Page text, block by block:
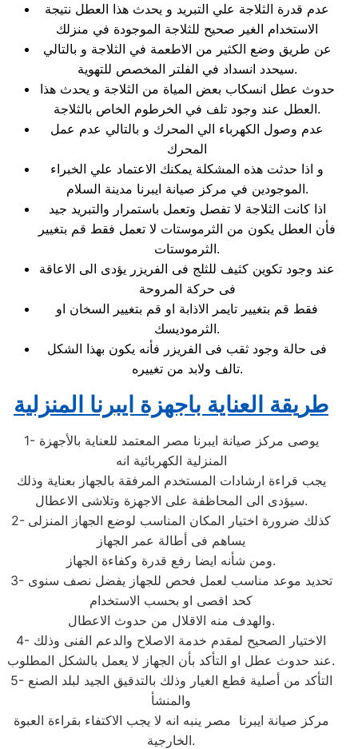
عدم قدرة الثلاجة علي التبريد و يحدث هذا العطل نتيجة
الاستخدام الغير صحيح للثلاجة الموجودة في منزلك
عن طريق وضع الكثير من الاطعمة في الثلاجة و بالتالي
سيحدد انسداد في الفلتر المخصص للتهوية.
حدوث عطل انسكاب بعض المياة من الثلاجة و يحدث هذا
العطل عند وجود تلف في الخرطوم الخاص بالثلاجة.
عدم وصول الكهرباء الي المحرك و بالتالي عدم عمل
المحرك
و اذا حدثت هذه المشكلة يمكنك الاعتماد علي الخبراء
الموجودين في مركز صيانة ايبرنا مدينة السلام.
اذا كانت الثلاجة لا تفصل وتعمل باستمرار والتبريد جيد
فأن العطل يكون من الثرموستات لا تعمل فقط قم بتغيير
الثرموستات.
عند وجود تكوين كثيف للثلج فى الفريزر يؤدى الى الاعاقة
فى حركة المروحة
فقط قم بتغيير تايمر الاذابة او قم بتغيير السخان او
الثرموديسك.
فى حالة وجود ثقب فى الفريزر فأنه يكون بهذا الشكل
تالف ولابد من تغييره.
طريقة العناية باجهزة ايبرنا المنزلية
1- يوصى مركز صيانة ايبرنا مصر المعتمد للعناية بالأجهزة
المنزلية الكهربائية انه
يجب قراءة ارشادات المستخدم المرفقة بالجهاز بعناية وذلك
سيؤدى الى المحاظفة على الاجهزة وتلاشى الاعطال.
2- كذلك ضرورة اختيار المكان المناسب لوضع الجهاز المنزلى
يساهم فى أطالة عمر الجهاز
ومن شأنه ايضا رفع قدرة وكفاءة الجهاز.
3- تحديد موعد مناسب لعمل فحص للجهاز يفضل نصف سنوى
كحد اقصى او بحسب الاستخدام
والهدف منه الاقلال من حدوث الاعطال.
4- الاختيار الصحيح لمقدم خدمة الاصلاح والدعم الفنى وذلك
عند حدوث عطل او التأكد بأن الجهاز لا يعمل بالشكل المطلوب.
5- التأكد من أصلية قطع الغيار وذلك بالتدقيق الجيد لبلد الصنع
والمنشأ
مركز صيانة ايبرنا مصر ينبه انه لا يجب الاكتفاء بقراءة العبوة
الخارجية.